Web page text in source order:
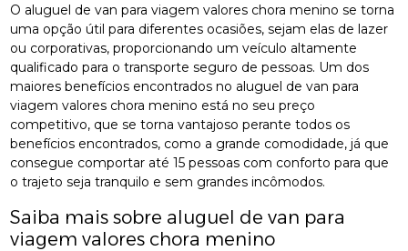
O aluguel de van para viagem valores chora menino se torna
uma opção útil para diferentes ocasiões, sejam elas de lazer
ou corporativas, proporcionando um veículo altamente
qualificado para o transporte seguro de pessoas. Um dos
maiores benefícios encontrados no aluguel de van para
viagem valores chora menino está no seu preço
competitivo, que se torna vantajoso perante todos os
benefícios encontrados, como a grande comodidade, já que
consegue comportar até 15 pessoas com conforto para que
o trajeto seja tranquilo e sem grandes incômodos.
Saiba mais sobre aluguel de van para
viagem valores chora menino